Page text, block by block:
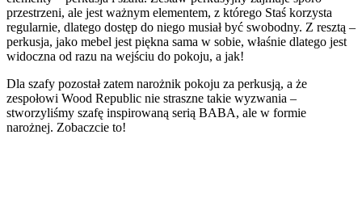
przestrzeni, ale jest ważnym elementem, z którego Staś korzysta
regularnie, dlatego dostęp do niego musiał być swobodny. Z resztą –
perkusja, jako mebel jest piękna sama w sobie, właśnie dlatego jest
widoczna od razu na wejściu do pokoju, a jak!
Dla szafy pozostał zatem narożnik pokoju za perkusją, a że
zespołowi Wood Republic nie straszne takie wyzwania –
stworzyliśmy szafę inspirowaną serią BABA, ale w formie
narożnej. Zobaczcie to!